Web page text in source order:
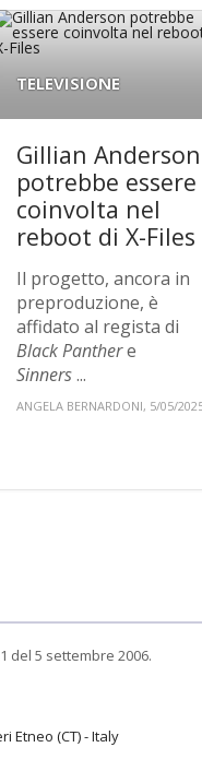
TELEVISIONE
Gillian Anderson
potrebbe essere
coinvolta nel
reboot di X-Files
Il progetto, ancora in
preproduzione, è
affidato al regista di
Black Panthere
Sinners...
ANGELA BERNARDONI, 5/05/
del 5 settembre 2006.
Etneo (CT) - Italy